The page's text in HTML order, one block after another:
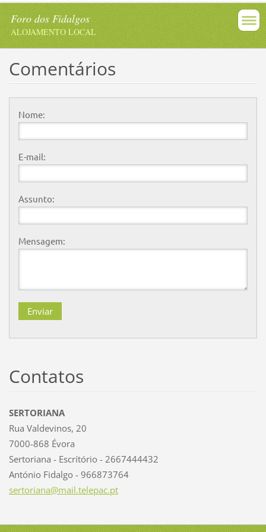
Foro dos Fidalgos
ALOJAMENTO LOCAL
Comentários
Nome:
E-mail:
Assunto:
Mensagem:
Contatos
SERTORIANA
Rua Valdevinos, 20
7000-868 Évora
Sertoriana - Escrítório - 2667444432
António Fidalgo - 966873764
sertoriana@mail.telepac.pt